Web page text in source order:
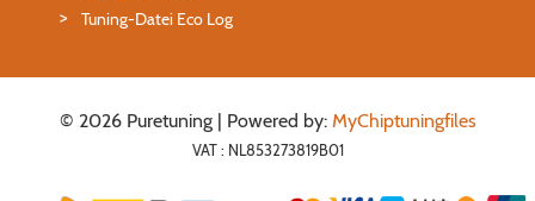
Tuning-Datei Eco Log
© 2026 Puretuning | Powered by: MyChiptuningfiles
VAT : NL853273819B01